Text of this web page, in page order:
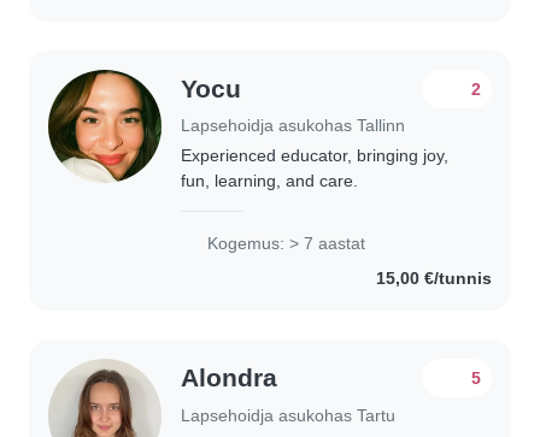
Yocu
Lapsehoidja asukohas Tallinn
2
Experienced educator, bringing joy,
fun, learning, and care.
Kogemus: > 7 aastat
15,00 €/tunnis
Alondra
Lapsehoidja asukohas Tartu
5